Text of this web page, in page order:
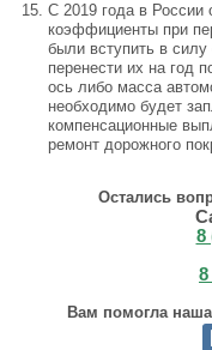
С 2019 года в
коэффициенты при
были вступить в
перенести их на год
ось либо масса
необходимо будет
компенсационные
ремонт дорожного
Остались
8
8
Вам помогла наша